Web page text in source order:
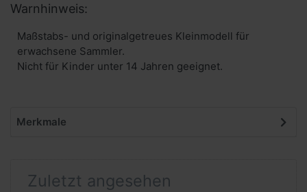
Warnhinweis:
Maßstabs- und originalgetreues Kleinmodell für
erwachsene Sammler.
Nicht für Kinder unter 14 Jahren geeignet.
Merkmale
Zuletzt angesehen